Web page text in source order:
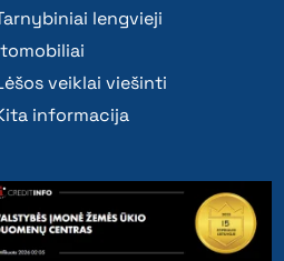
lengvieji
veiklai viešinti
informacija